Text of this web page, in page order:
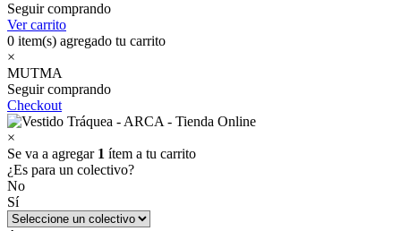
Seguir comprando
Ver carrito
0 item(s) agregado tu carrito
×
MUTMA
Seguir comprando
Checkout
×
Se va a agregar 1 ítem a tu carrito
¿Es para un colectivo?
No
Sí